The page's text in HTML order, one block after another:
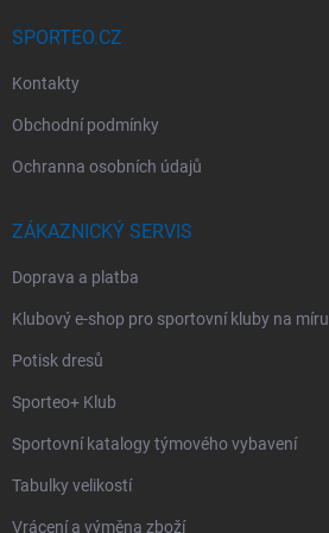
SPORTEO.CZ
Kontakty
Obchodní podmínky
Ochranna osobních údajů
ZÁKAZNICKÝ SERVIS
Doprava a platba
Klubový e-shop pro sportovní kluby na míru
Potisk dresů
Sporteo+ Klub
Sportovní katalogy týmového vybavení
Tabulky velikostí
Vrácení a výměna zboží